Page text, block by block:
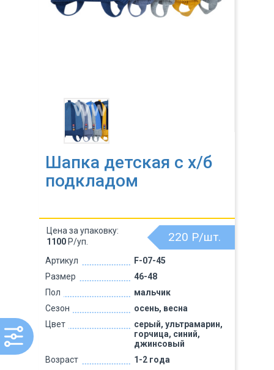
Шапка детская с х/б
подкладом
Артикул
F-07-45
Размер
46-48
Пол
мальчик
Сезон
осень, весна
Цвет
серый, ультрамарин,
горчица, синий,
джинсовый
Возраст
1-2 года
220 Р/шт.
Цена за упаковку:
1100 Р/уп.